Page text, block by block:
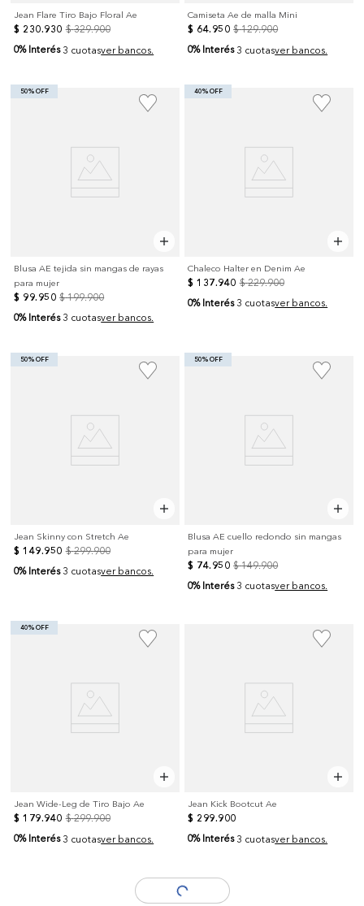
Jean Flare Tiro Bajo Floral Ae
$ 230.930 $ 329.900
0% Interés 3 cuotasver bancos.
Camiseta Ae de malla Mini
$ 64. 950 $ 129.900
0% Interés 3 cuotasver bancos.
50% OFF
Blusa AE tejida sin mangas de rayas
para mujer
$ 99. 950 $ 199.900
0% Interés 3 cuotasver bancos.
40% OFF
Chaleco Halter en Denim Ae
$ 137.940 $ 229.900
0% Interés 3 cuotasver bancos.
50% OFF
Jean Skinny con Stretch Ae
$ 149.950 $ 299.900
0% Interés 3 cuotasver bancos.
50% OFF
Blusa AE cuello redondo sin mangas
para mujer
$ 74. 950 $ 149.900
0% Interés 3 cuotasver bancos.
40% OFF
Jean Wide-Leg de Tiro Bajo Ae
$ 179.940 $ 299.900
0% Interés 3 cuotasver bancos.
Jean Kick Bootcut Ae
$ 299.900
0% Interés 3 cuotasver bancos.